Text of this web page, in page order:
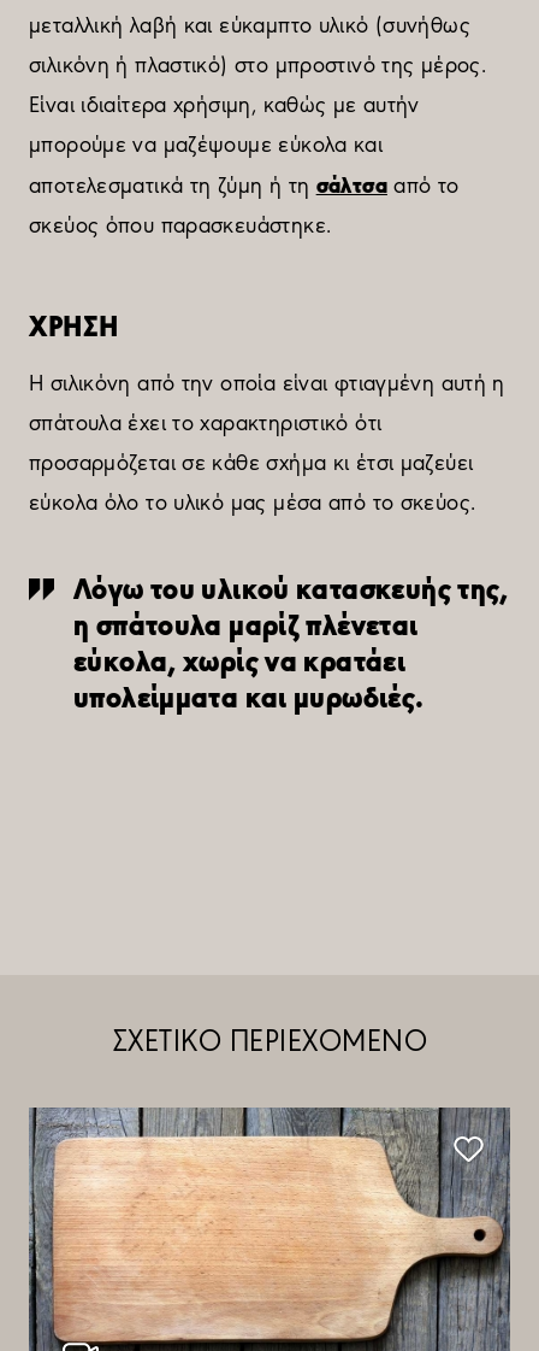
μεταλλική λαβή και εύκαμπτο υλικό (συνήθως
σιλικόνη ή πλαστικό) στο μπροστινό της μέρος.
Είναι ιδιαίτερα χρήσιμη, καθώς με αυτήν
μπορούμε να μαζέψουμε εύκολα και
αποτελεσματικά τη ζύμη ή τη σάλτσααπό το
σκεύος όπου παρασκευάστηκε.
ΧΡΗΣΗ
Η σιλικόνη από την οποία είναι φτιαγμένη αυτή η
σπάτουλα έχει το χαρακτηριστικό ότι
προσαρμόζεται σε κάθε σχήμα κι έτσι μαζεύει
εύκολα όλο το υλικό μας μέσα από το σκεύος.
Λόγω του υλικού κατασκευής της,
η σπάτουλα μαρίζ πλένεται
εύκολα, χωρίς να κρατάει
υπολείμματα και μυρωδιές.
ΣΧΕΤΙΚΟ ΠΕΡΙΕΧΟΜΕΝΟ